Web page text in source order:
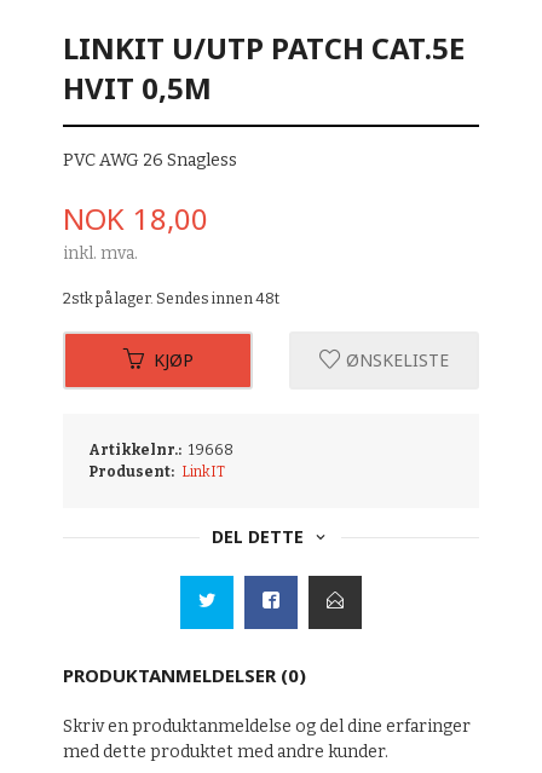
LINKIT U/UTP PATCH CAT.5E
HVIT 0,5M
PVC AWG 26 Snagless
Pris
NOK 18,00
inkl. mva.
2stk på lager. Sendes innen 48t
KJØP ØNSKELISTE
Artikkelnr.: 19668
Produsent: LinkIT
DEL DETTE
PRODUKTANMELDELSER (0)
Skriv en produktanmeldelse og del dine erfaringer
med dette produktet med andre kunder.